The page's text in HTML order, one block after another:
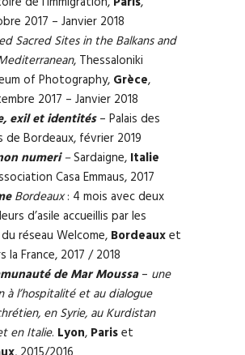
2017 – Janvier 2018
Sacred Sites in the Balkans and
, Thessaloniki
of Photography, Grèce,
2017 – Janvier 2018
exil et identités– Palais des
de Bordeaux, février 2019
numeri–Sardaigne, Italie
Casa Emmaus, 2017
Bordeaux: 4 mois avec deux
d’asile accueillis par les
réseau Welcome, Bordeauxet
la France, 2017 / 2018
de Mar Moussa– une
à l’hospitalité et au dialogue
en Syrie, au Kurdistan
en Italie. Lyon, Pariset